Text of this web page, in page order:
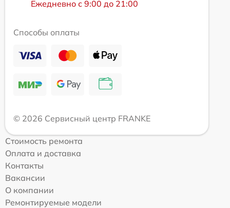
Ежедневно с 9:00 до 21:00
Способы оплаты
© 2026 Сервисный центр FRANKE
Стоимость ремонта
Оплата и доставка
Контакты
Вакансии
О компании
Ремонтируемые модели